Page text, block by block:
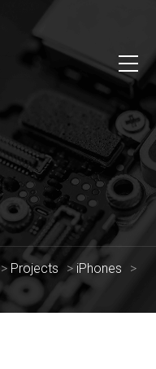
> Projects > iPhones
>